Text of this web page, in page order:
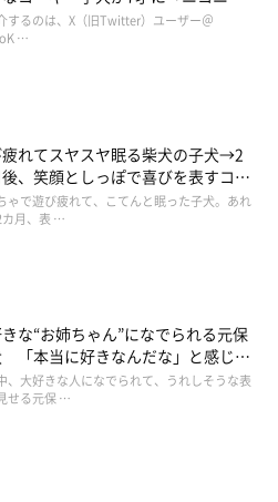
じているそうです。
すが、ヴィスナーは立ったらそれ
に届いてしまうので毎日大変で
縦列駐車してくれるので、クイー
ますが、愛犬が寝返りをうった
りすると、たまに地震と間違えて
クピクの大きさが半端ないですか
ーギースマイル”が魅力のコに成
するのは、X（旧Twitter）ユーザー＠
…
れてスヤスヤ眠る柴犬の子犬→2
、笑顔としっぽで喜びを表すコに
ゃで遊び疲れて、こてんと眠った子犬。あれ
カ月、表 …
な“お姉ちゃん”になでられる元保
「本当に好きなんだな」と感じる
ほっこり
、大好きな人になでられて、うれしそうな表
せる元保 …